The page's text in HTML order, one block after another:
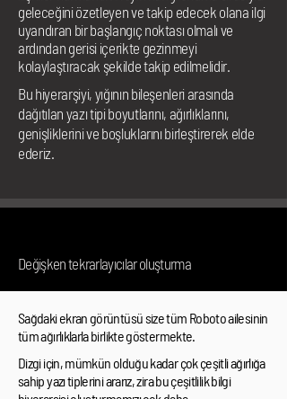
geleceğini özetleyen ve takip edecek olana ilgi
uyandıran bir başlangıç noktası olmalı ve
ardından gerisi içerikte gezinmeyi
kolaylaştıracak şekilde takip edilmelidir.
Bu hiyerarşiyi, yığının bileşenleri arasında
dağıtılan yazı tipi boyutlarını, ağırlıklarını,
genişliklerini ve boşluklarını birleştirerek elde
ederiz.
Değişken tekrarlayıcılar oluşturma
Sağdaki ekran görüntüsü size tüm Roboto ailesinin
tüm ağırlıklarla birlikte göstermekte.
Dizgi için, mümkün olduğu kadar çok çeşitli ağırlığa
sahip yazı tiplerini ararız, zira bu çeşitlilik bilgi